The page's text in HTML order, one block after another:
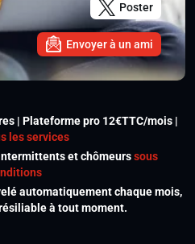
Poster
Envoyer à un ami
| Plateforme pro 12€TTC/mois |
les services
et chômeurssous
automatiquement chaque mois,
à tout moment.